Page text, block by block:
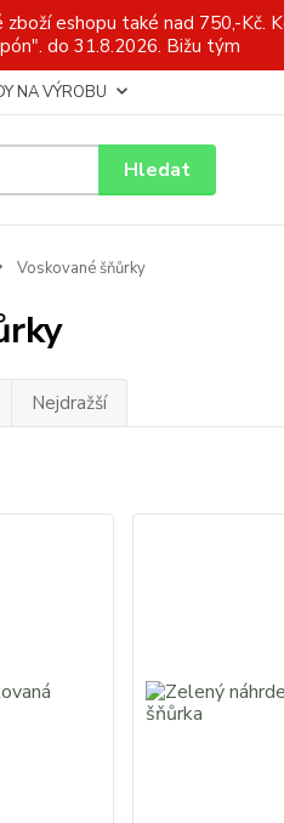
eshopu také nad 750,-
do 31.8.2026. Bižu tým
NA VÝROBU
Hledat
Voskované šňůrky
Nejdražší